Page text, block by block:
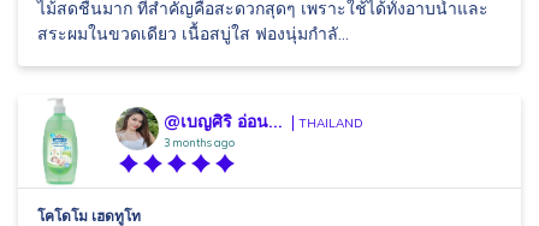
ไม้สดชื่นมาก ที่สำคัญคือสะดวกสุดๆ เพราะใช้ได้ทั้งอาบน้ำและ
สระผมในขวดเดียว เนื้อสบู่ใส ฟองนุ่มกำลั...
@เบญศิริ อ่อน... THAILAND
3 months ago
โคโดโม เฮดทูโท